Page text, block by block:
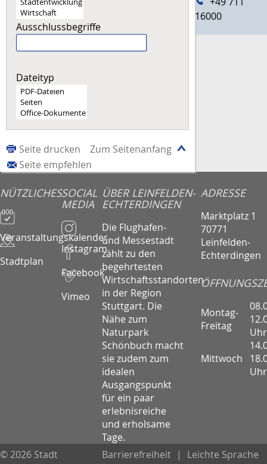
Ausschlussbegriffe
Dateityp
Zum Seitenanfang
Seite drucken
Seite empfehlen
16000
NÜTZLICHES
Veranstaltungskalender
Stadtplan
SOCIAL
MEDIA
Instagram
Facebook
Vimeo
ÜBER LEINFELDEN-
ECHTERDINGEN
Die Flughafen-
und Messestadt
zählt zu den
begehrtesten
Wirtschaftsstandorten
in der Region
Stuttgart. Die
Nähe zum
Naturpark
Schönbuch macht
sie zudem zum
idealen
Ausgangspunkt
für ein paar
erlebnisreiche
und erholsame
Tage.
ADRESSE
Marktplatz 1
70771
Leinfelden-
Echterdingen
Montag-
Freitag
Uhr
Mittwoch
Uhr
© 2026 Stadt
Barrierefreiheit |
Leichte Sprache